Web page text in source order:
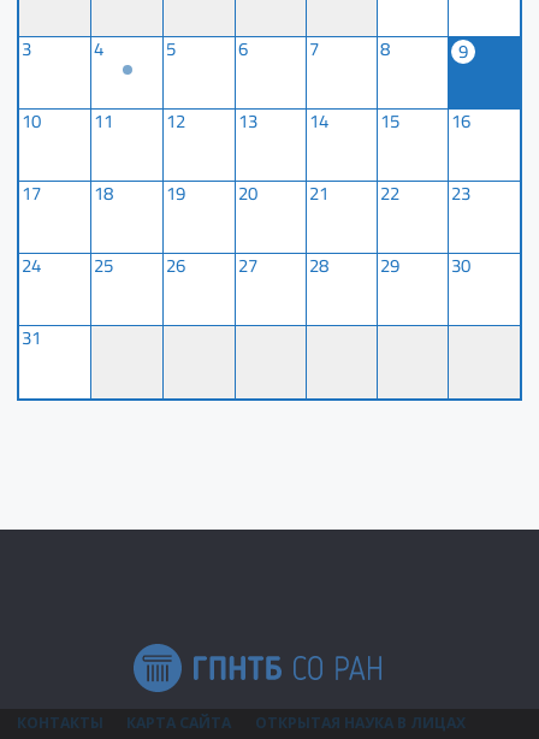
3 4 5 6 7 8
9
10
11 12 13 14 15 16
17 18 19 20 21 22 23
24 25 26 27 28 29 30
31
КОНТАКТЫ КАРТА САЙТА ОТКРЫТАЯ НАУКА В ЛИЦАХ